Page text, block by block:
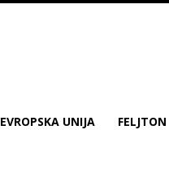
EVROPSKA UNIJA FELJTON